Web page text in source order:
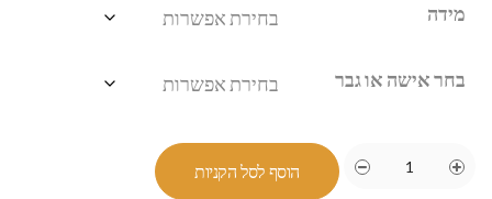
מידה
בחר אישה או גבר
הוסף לסל הקניות